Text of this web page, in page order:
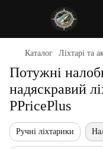
Каталог Ліхтарі та
Потужні
надяскравий
PPricePlus
Ручні ліхтарики